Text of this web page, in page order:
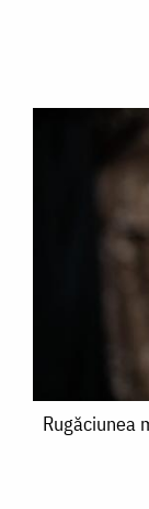
Rugăciunea